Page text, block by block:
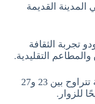
المدينة القديمة
تجربة الثقافة
التقليدية.
درجات الحرارة في هذه المدينة تتراوح بين 23 و27
للزوار.